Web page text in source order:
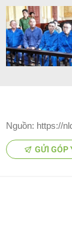
Nguồn: https://
GỬI GÓP